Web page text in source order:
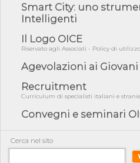
05/08/26 - Successo OICE per il
di Reg...
05/08/26 - Lettera OICE per il
Campa...
04/08/26 - DL PA: previste
per ...
04/08/26 - International
COP31, An...
04/08/26 - CdS, project financing:
04/08/26 - Rapporto Anac
penali per ...
Smart City: uno
Intelligenti
Il Logo OICE
Riservato agli Associati - Policy di
Agevolazioni ai
Recruitment
Curriculum di specialisti italiani e
Convegni e seminari
Cerca nel sito